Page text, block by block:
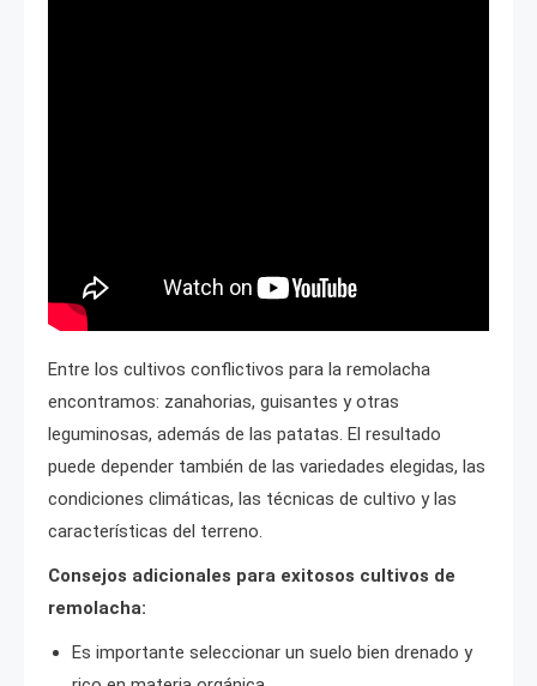
Entre los cultivos conflictivos para la remolacha
encontramos: zanahorias, guisantes y otras
leguminosas, además de las patatas. El resultado
puede depender también de las variedades elegidas, las
condiciones climáticas, las técnicas de cultivo y las
características del terreno.
Consejos adicionales para exitosos cultivos de
remolacha:
Es importante seleccionar un suelo bien drenado y